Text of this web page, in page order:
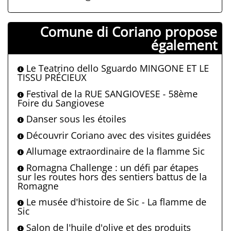
Comune di Coriano propose
également
Le Teatrino dello Sguardo MINGONE ET LE
TISSU PRÉCIEUX
Festival de la RUE SANGIOVESE - 58ème
Foire du Sangiovese
Danser sous les étoiles
Découvrir Coriano avec des visites guidées
Allumage extraordinaire de la flamme Sic
Romagna Challenge : un défi par étapes
sur les routes hors des sentiers battus de la
Romagne
Le musée d'histoire de Sic - La flamme de
Sic
Salon de l'huile d'olive et des produits